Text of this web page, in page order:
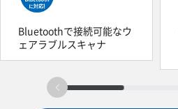
Bluetoothで接続可能なウ
ェアラブルスキャナ